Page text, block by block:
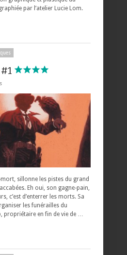
par l’atelier Lucie Lom.
sillonne les pistes du grand
Eh oui, son gagne-pain,
c’est d’enterrer les morts. Sa
les funérailles du
propriétaire en fin de vie de …